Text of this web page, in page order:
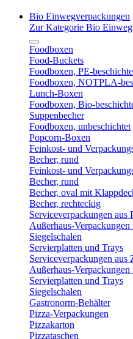
Bio Einwegverpackungen
Zur Kategorie Bio
Foodboxen
Food-Buckets
Foodboxen, PE-
Foodboxen, NOTPLA-
Lunch-Boxen
Foodboxen, Bio-
Suppenbecher
Foodboxen, unbeschichtet
Popcorn-Boxen
Feinkost- und
Becher, rund
Feinkost- und
Becher, rund
Becher, oval mit
Becher, rechteckig
Serviceverpackungen aus
Außerhaus-
Siegelschalen
Servierplatten und Trays
Serviceverpackungen aus
Außerhaus-
Servierplatten und Trays
Siegelschalen
Gastronorm-Behälter
Pizza-Verpackungen
Pizzakarton
Pizzataschen